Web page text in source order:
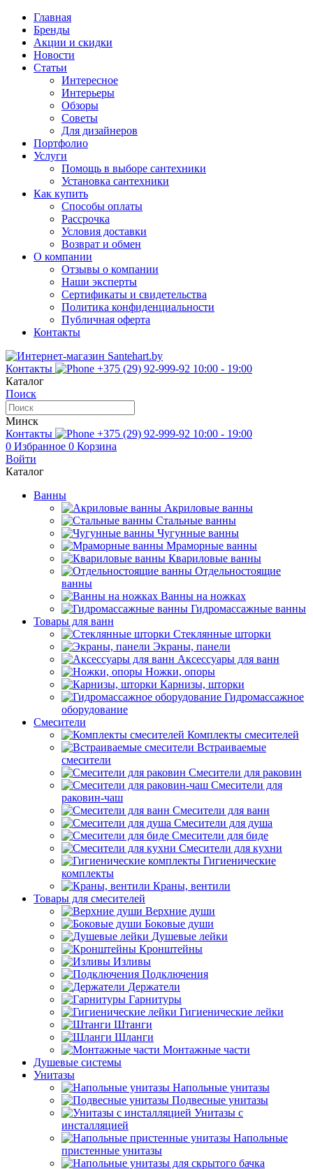
Главная
Бренды
Акции и скидки
Новости
Статьи
Интересное
Интерьеры
Обзоры
Советы
Для дизайнеров
Портфолио
Услуги
Помощь в выборе сантехники
Установка сантехники
Как купить
Способы оплаты
Рассрочка
Условия доставки
Возврат и обмен
О компании
Отзывы о компании
Наши эксперты
Сертификаты и свидетельства
Политика конфиденциальности
Публичная оферта
Контакты
Контакты +375 (29) 92-999-92 10:00 - 19:00
Каталог
Поиск
Минск
Контакты
+375 (29) 92-999-92 10:00 - 19:00
0 Избранное 0 Корзина
Войти
Каталог
Ванны
Акриловые ванны
Стальные ванны
Чугунные ванны
Мраморные ванны
Квариловые ванны
Отдельностоящие
ванны
Ванны на ножках
Гидромассажные ванны
Товары для ванн
Стеклянные шторки
Экраны, панели
Аксессуары для ванн
Ножки, опоры
Карнизы, шторки
Гидромассажное
оборудование
Смесители
Комплекты смесителей
Встраиваемые
смесители
Смесители для раковин
Смесители для
раковин-чаш
Смесители для ванн
Смесители для душа
Смесители для биде
Смесители для кухни
Гигиенические
комплекты
Краны, вентили
Товары для смесителей
Верхние души
Боковые души
Душевые лейки
Кронштейны
Изливы
Подключения
Держатели
Гарнитуры
Гигиенические лейки
Штанги
Шланги
Монтажные части
Душевые системы
Унитазы
Напольные унитазы
Подвесные унитазы
Унитазы с
инсталляцией
Напольные
пристенные унитазы